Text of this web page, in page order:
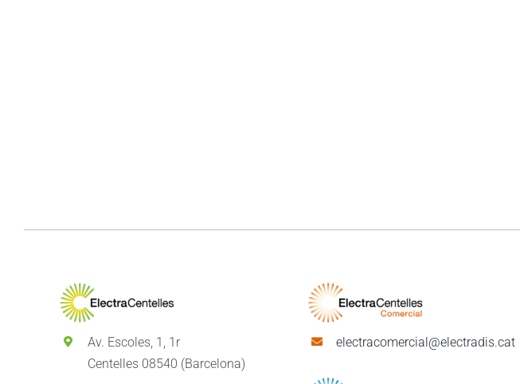
Av. Escoles, 1, 1r
Centelles 08540 (Barcelona)
electracomercial@electradis.cat